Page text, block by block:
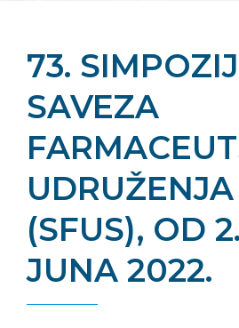
73.
SAVEZA
(SFUS), OD
JUNA 2022.